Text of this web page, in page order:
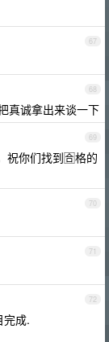
67
68
真诚拿出来谈一下
69
祝你们找到🈴格的
70
71
72
完成.